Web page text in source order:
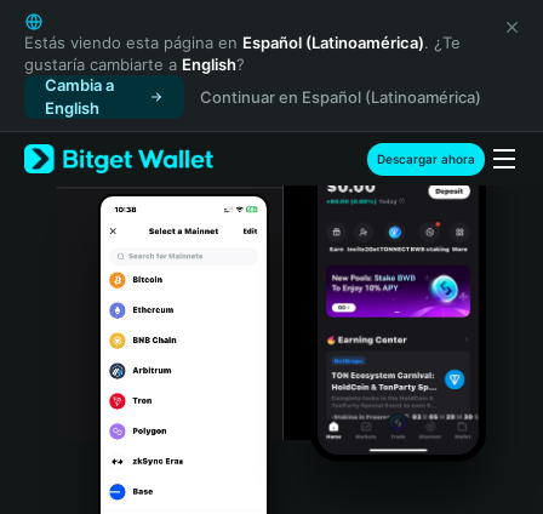
English
日本語
Tiếng Việt
Русский
Español (Latinoamérica)
Türkçe
Italiano
Português (Portugal)
Bahasa Indonesia
Português (Brasil)
Estás viendo esta página en Español (Latinoamérica). ¿Te
gustaría cambiarte a English?
Cambia a
English
Continuar en Español (Latinoamérica)
Descargar ahora